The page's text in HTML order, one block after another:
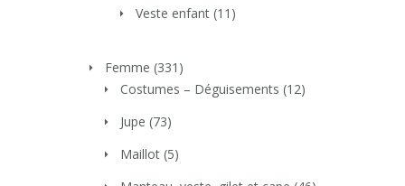
Veste enfant (11)
Femme (331)
Costumes – Déguisements (12)
Jupe (73)
Maillot (5)